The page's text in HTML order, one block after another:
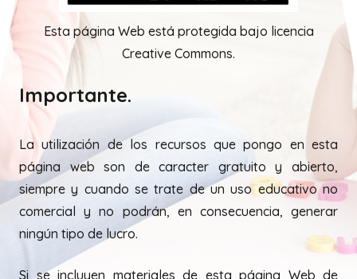
Esta página Web está protegida bajo licencia
Creative Commons.
Importante.
La utilización de los recursos que pongo en esta
página web son de caracter gratuito y abierto,
siempre y cuando se trate de un uso educativo no
comercial y no podrán, en consecuencia, generar
ningún tipo de lucro.
Si se incluyen materiales de esta página Web de